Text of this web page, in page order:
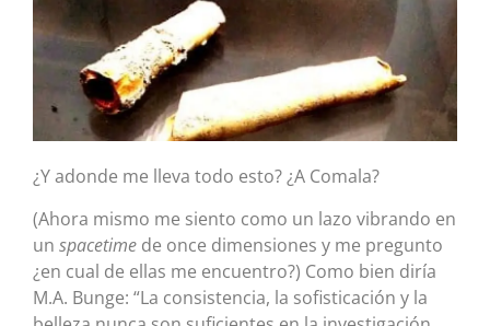
¿Y adonde me lleva todo esto? ¿A Comala?
(Ahora mismo me siento como un lazo vibrando en
un spacetime de once dimensiones y me pregunto
¿en cual de ellas me encuentro?) Como bien diría
M.A. Bunge: “La consistencia, la sofisticación y la